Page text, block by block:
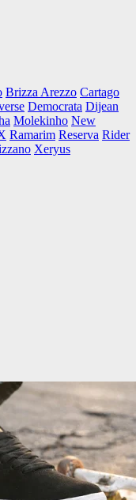
Brizza Arezzo Cartago
Democrata Dijean
Molekinho New
Ramarim Reserva Rider
Xeryus